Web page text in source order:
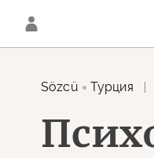
Sözcü Турция